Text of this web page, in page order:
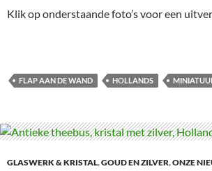
Klik op onderstaande foto’s voor een
FLAP AAN DE WAND HOLLANDS
GLASWERK & KRISTAL,GOUD EN ZILVER,ONZE